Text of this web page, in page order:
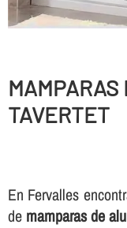
TAVERTET
En Fervalles
de mamparas de